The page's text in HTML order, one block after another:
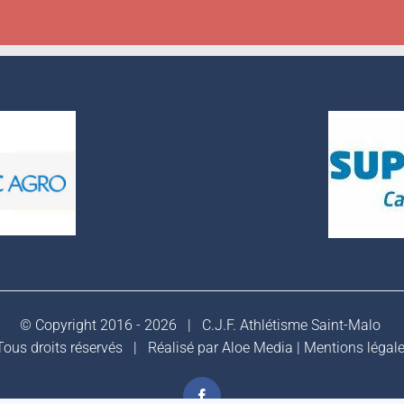
© Copyright 2016 - 2026 | C.J.F. Athlétisme Saint-Malo
droits réservés | Réalisé parAloe Media Mentions